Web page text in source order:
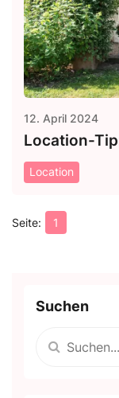
12. April 2024
Location-
Location
1
Suchen